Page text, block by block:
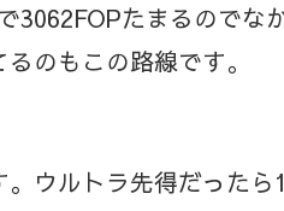
3062FOPたまるのでな
のもこの路線です。
ウルトラ先得だったら